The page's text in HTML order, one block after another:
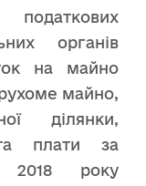
органів
на майно
майно,
ділянки,
плати за
року